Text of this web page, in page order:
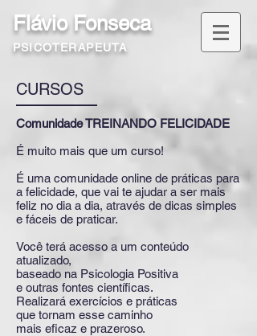
Flávio Fonseca
PSICOTERAPEUTA
CURSOS
Comunidade TREINANDO FELICIDADE
É muito mais que um curso!
É uma comunidade online de práticas para
a felicidade, que vai te ajudar a ser mais
feliz no dia a dia, através de dicas simples
e fáceis de praticar.
Você terá acesso a um conteúdo
atualizado,
baseado na Psicologia Positiva
e outras fontes científicas.
Realizará exercícios e práticas
que tornam esse caminho
mais eficaz e prazeroso.